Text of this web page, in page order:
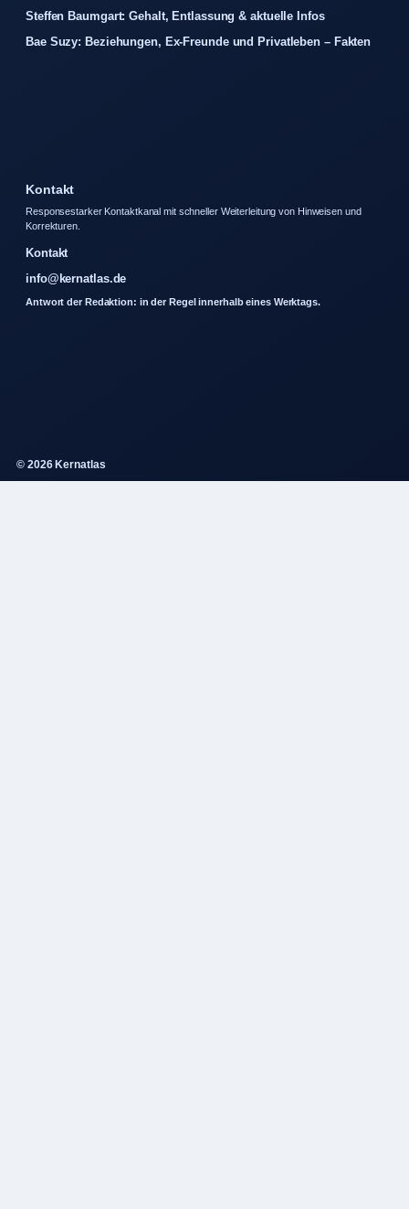
Steffen Baumgart: Gehalt, Entlassung & aktuelle Infos
Bae Suzy: Beziehungen, Ex-Freunde und Privatleben – Fakten
Kontakt
Responsestarker Kontaktkanal mit schneller Weiterleitung von Hinweisen und
Korrekturen.
Kontakt
info@kernatlas.de
Antwort der Redaktion: in der Regel innerhalb eines Werktags.
© 2026 Kernatlas